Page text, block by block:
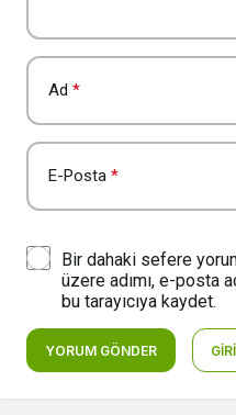
Ad *
E-Posta *
Bir dahaki sefere
üzere adımı, e-posta
bu tarayıcıya kaydet.
YORUM GÖNDER